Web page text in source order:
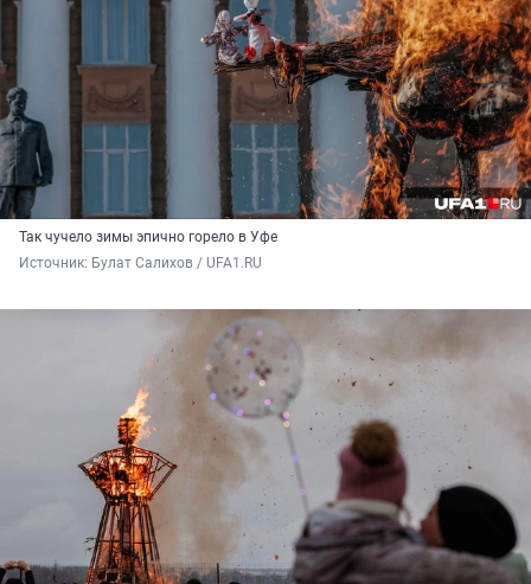
Так чучело зимы эпично горело в Уфе
Источник: Булат Салихов / UFA1.RU